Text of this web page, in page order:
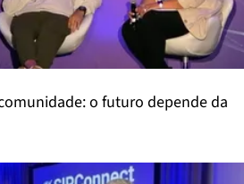
o futuro depende da